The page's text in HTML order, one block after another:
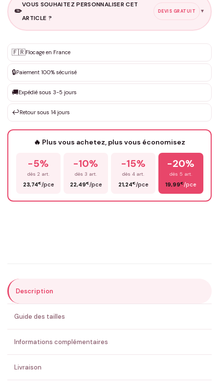
✏️
VOUS SOUHAITEZ PERSONNALISER CET
ARTICLE ?
DEVIS GRATUIT ▼
✨ Personnalisation sur mesure
DEVIS GRATUIT · Personnalisation de 3 à 10€ selon la demande
Que souhaitez-vous ?*
Votre texte / idée*
Prénom*
ENVOYER MA DEMANDE ✨
💚 Retour sous 24-48h🇫🇷 Flocage en France✅ Validation avant fabrication
🇫🇷Flocage en France
🔒Paiement 100% sécurisé
🚚Expédié sous 3-5 jours
↩️Retour sous 14 jours
🔥 Plus vous achetez, plus vous économisez
-5%
dès 2 art.
23,74€/pce
-10%
dès 3 art.
22,49€/pce
-15%
dès 4 art.
21,24€/pce
-20%
dès 5 art.
19,99€/pce
Description
Guide des tailles
Informations complémentaires
Livraison